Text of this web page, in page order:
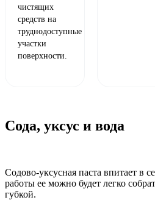
чистящих
средств на
труднодоступные
участки
поверхности.
Сода, уксус и вода
Содово-уксусная паста впитает в
работы ее можно будет легко
губкой.